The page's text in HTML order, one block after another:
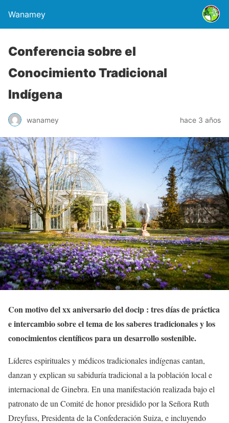
Wanamey
Conferencia sobre el
Conocimiento Tradicional
Indígena
wanamey hace 3 años
Con motivo del xx aniversario del docip : tres días de práctica
e intercambio sobre el tema de los saberes tradicionales y los
conocimientos científicos para un desarrollo sostenible.
Líderes espirituales y médicos tradicionales indígenas cantan,
danzan y explican su sabiduría tradicional a la población local e
internacional de Ginebra. En una manifestación realizada bajo el
patronato de un Comité de honor presidido por la Señora Ruth
Dreyfuss, Presidenta de la Confederación Suiza, e incluyendo